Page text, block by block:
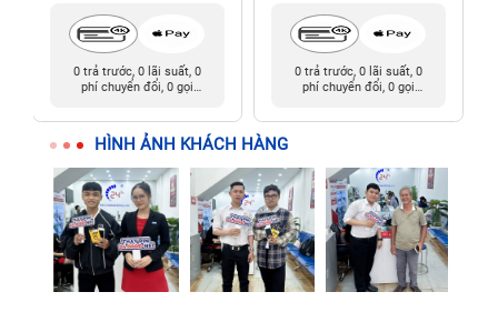
0 trả trước, 0 lãi suất, 0
phí chuyển đổi, 0 gọi
0 trả trước, 0 lãi suất, 0
phí chuyển đổi, 0 gọi
HÌNH ẢNH KHÁCH HÀNG